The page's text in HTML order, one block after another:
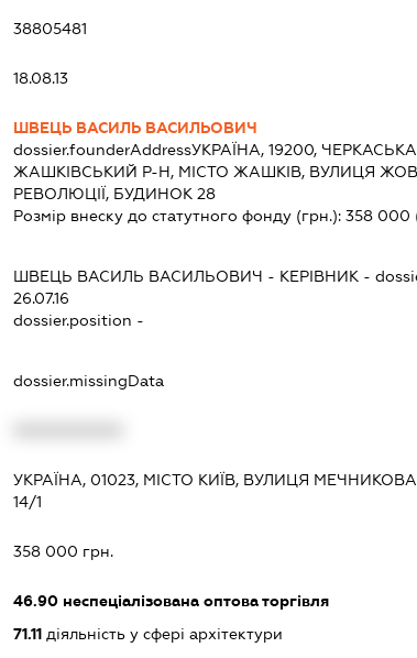
38805481
18.08.13
ШВЕЦЬ ВАСИЛЬ ВАСИЛЬОВИЧ
dossier.founderAddressУКРАЇНА, 19200,
ЖАШКІВСЬКИЙ Р-Н, МІСТО ЖАШКІВ, ВУЛИЦЯ
РЕВОЛЮЦІЇ, БУДИНОК 28
Розмір внеску до статутного фонду (грн.):358 000
ШВЕЦЬ ВАСИЛЬ ВАСИЛЬОВИЧ - КЕРІВНИК -
26.07.16
dossier.position -
dossier.missingData
УКРАЇНА, 01023, МІСТО КИЇВ, ВУЛИЦЯ
14/1
358 000 грн.
46.90 неспеціалізована оптова торгівля
71.11 діяльність у сфері архітектури